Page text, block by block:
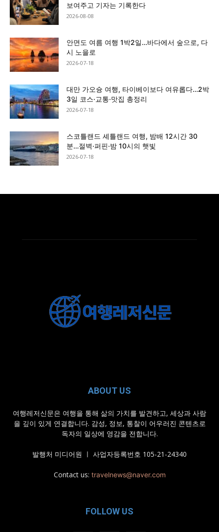
보여주고 기자는 기록한다
2026-08-08
안면도 여름 여행 1박2일…바다에서 숲으로, 다
시 노을로
2026-07-18
대만 가오슝 여행, 타이베이보다 여유롭다…2박
3일 코스·교통·맛집 총정리
2026-07-18
스코틀랜드 셰틀랜드 여행, 밤배 12시간 30
분…절벽·퍼핀·밤 10시의 햇빛
2026-07-18
ABOUT US
여행레저신문은 여행을 통해 삶의 가치를 발견하고, 세상과 사람
을 깊이 있게 연결합니다. 감성, 정보, 통찰이 어우러진 콘텐츠로
독자의 일상에 영감을 전합니다.
발행처 미디어원 ㅣ 사업자등록번호 105-21-24340
Contact us: travelnews@naver.com
FOLLOW US